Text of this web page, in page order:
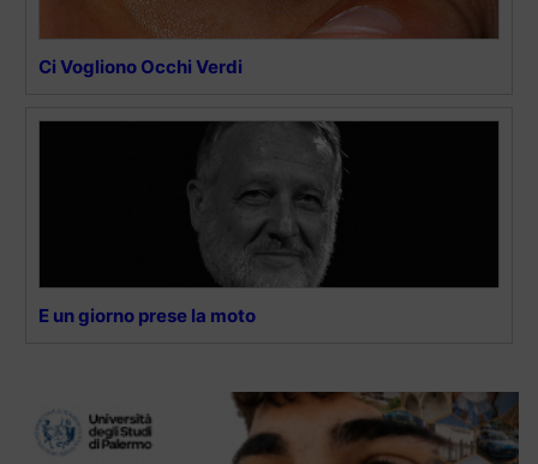
Ci Vogliono Occhi Verdi
E un giorno prese la moto